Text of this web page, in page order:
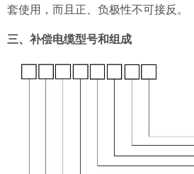
套使用，而且正、负极性不可接反。
三、补偿电缆型号和组成